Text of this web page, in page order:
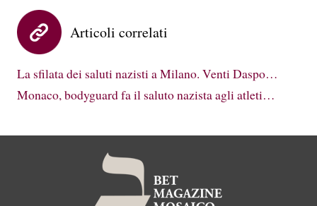
Articoli correlati
La sfilata dei saluti nazisti a Milano. Venti Daspo…
Monaco, bodyguard fa il saluto nazista agli atleti…